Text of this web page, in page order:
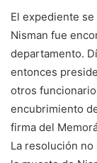
El expediente
Nisman fue
departamento.
entonces
otros
encubrimiento
firma del
La resolución